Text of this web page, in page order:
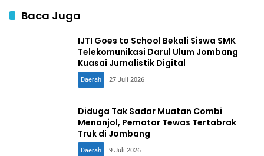
Baca Juga
IJTI Goes to School Bekali Siswa SMK
Telekomunikasi Darul Ulum Jombang
Kuasai Jurnalistik Digital
Daerah 27 Juli 2026
Diduga Tak Sadar Muatan Combi
Menonjol, Pemotor Tewas Tertabrak
Truk di Jombang
Daerah 9 Juli 2026